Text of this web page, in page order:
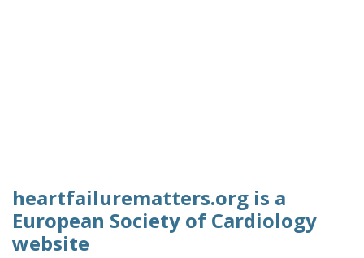
heartfailurematters.org is a
European Society of Cardiology
website